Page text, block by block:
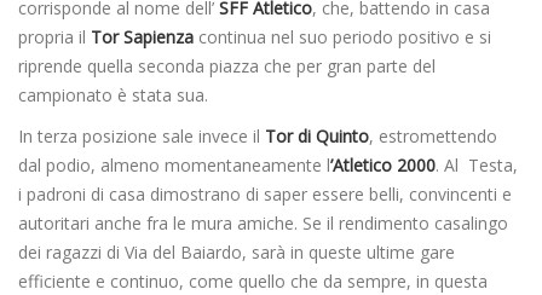
corrisponde al nome dell’ SFF Atletico, che, battendo in casa
propria il Tor Sapienza continua nel suo periodo positivo e si
riprende quella seconda piazza che per gran parte del
campionato è stata sua.
In terza posizione sale invece il Tor di Quinto, estromettendo
dal podio, almeno momentaneamente l’Atletico 2000. Al Testa,
i padroni di casa dimostrano di saper essere belli, convincenti e
autoritari anche fra le mura amiche. Se il rendimento casalingo
dei ragazzi di Via del Baiardo, sarà in queste ultime gare
efficiente e continuo, come quello che da sempre, in questa